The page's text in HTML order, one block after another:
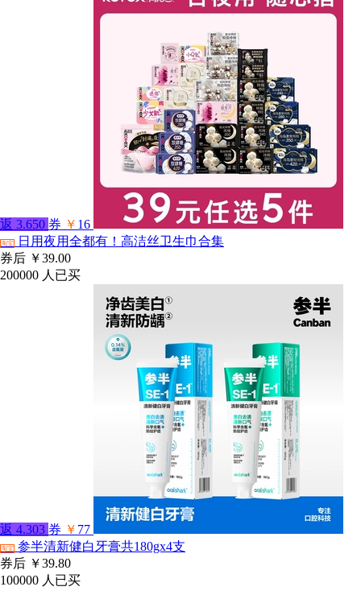
返 3.650 券 ￥ 16
淘宝
日用夜用全都有！高洁丝卫生巾合集
券后 ￥39.00
200000 人已买
返 4.303 券 ￥ 77
淘宝 参半清新健白牙膏共180gx4支
券后 ￥39.80
100000 人已买